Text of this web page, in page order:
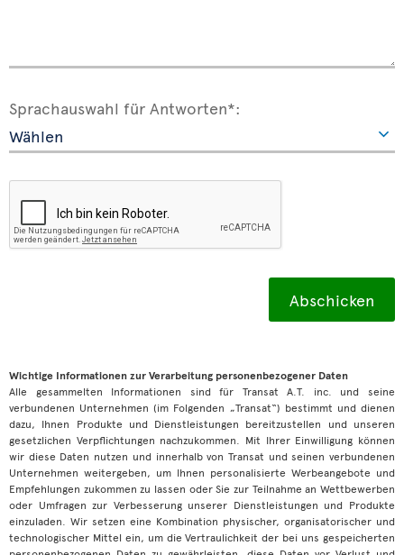
Sprachauswahl für Antworten*:
Wichtige Informationen zur Verarbeitung personenbezogener Daten
Alle gesammelten Informationen sind für Transat A.T. inc. und seine
verbundenen Unternehmen (im Folgenden „Transat“) bestimmt und dienen
dazu, Ihnen Produkte und Dienstleistungen bereitzustellen und unseren
gesetzlichen Verpflichtungen nachzukommen. Mit Ihrer Einwilligung können
wir diese Daten nutzen und innerhalb von Transat und seinen verbundenen
Unternehmen weitergeben, um Ihnen personalisierte Werbeangebote und
Empfehlungen zukommen zu lassen oder Sie zur Teilnahme an Wettbewerben
oder Umfragen zur Verbesserung unserer Dienstleistungen und Produkte
einzuladen. Wir setzen eine Kombination physischer, organisatorischer und
technologischer Mittel ein, um die Vertraulichkeit der bei uns gespeicherten